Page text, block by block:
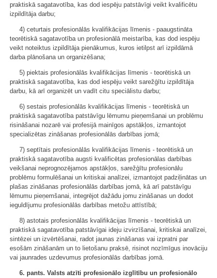
praktiskā sagatavotība, kas dod iespēju patstāvīgi veikt kvalificētu
izpildītāja darbu;
4) ceturtais profesionālās kvalifikācijas līmenis - paaugstināta
teorētiskā sagatavotība un profesionālā meistarība, kas dod iespēju
veikt noteiktus izpildītāja pienākumus, kuros ietilpst arī izpildāmā
darba plānošana un organizēšana;
5) piektais profesionālās kvalifikācijas līmenis - teorētiskā un
praktiskā sagatavotība, kas dod iespēju veikt sarežģītu izpildītāja
darbu, kā arī organizēt un vadīt citu speciālistu darbu;
6) sestais profesionālās kvalifikācijas līmenis - teorētiskā un
praktiskā sagatavotība patstāvīgu lēmumu pieņemšanai un problēmu
risināšanai nozarē vai profesijā mainīgos apstākļos, izmantojot
specializētas zināšanas profesionālās darbības jomā;
7) septītais profesionālās kvalifikācijas līmenis - teorētiskā un
praktiskā sagatavotība augsti kvalificētas profesionālas darbības
veikšanai neprognozējamos apstākļos, sarežģītu profesionālu
problēmu formulēšanai un kritiskai analīzei, izmantojot padziļinātas un
plašas zināšanas profesionālās darbības jomā, kā arī patstāvīgu
lēmumu pieņemšanai, integrējot dažādu jomu zināšanas un dodot
ieguldījumu profesionālās darbības metožu attīstībā;
8) astotais profesionālās kvalifikācijas līmenis - teorētiskā un
praktiskā sagatavotība patstāvīgai ideju izvirzīšanai, kritiskai analīzei,
sintēzei un izvērtēšanai, radot jaunas zināšanas vai izpratni par
esošām zināšanām un to lietošanu praksē, risinot nozīmīgus inovāciju
vai jaunrades uzdevumus profesionālās darbības jomā.
6. pants. Valsts atzīti profesionālo izglītību un profesionālo